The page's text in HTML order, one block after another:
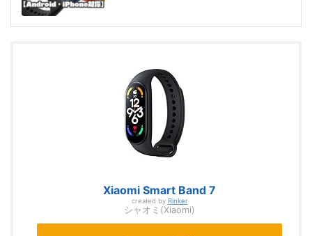
Xiaomi Smart Band 7
created by Rinker
シャオミ(Xiaomi)